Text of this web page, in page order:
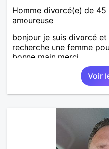
Homme divorcé(e) de
amoureuse
bonjour je suis divorcé
recherche une femme
bonne main merci
Voir